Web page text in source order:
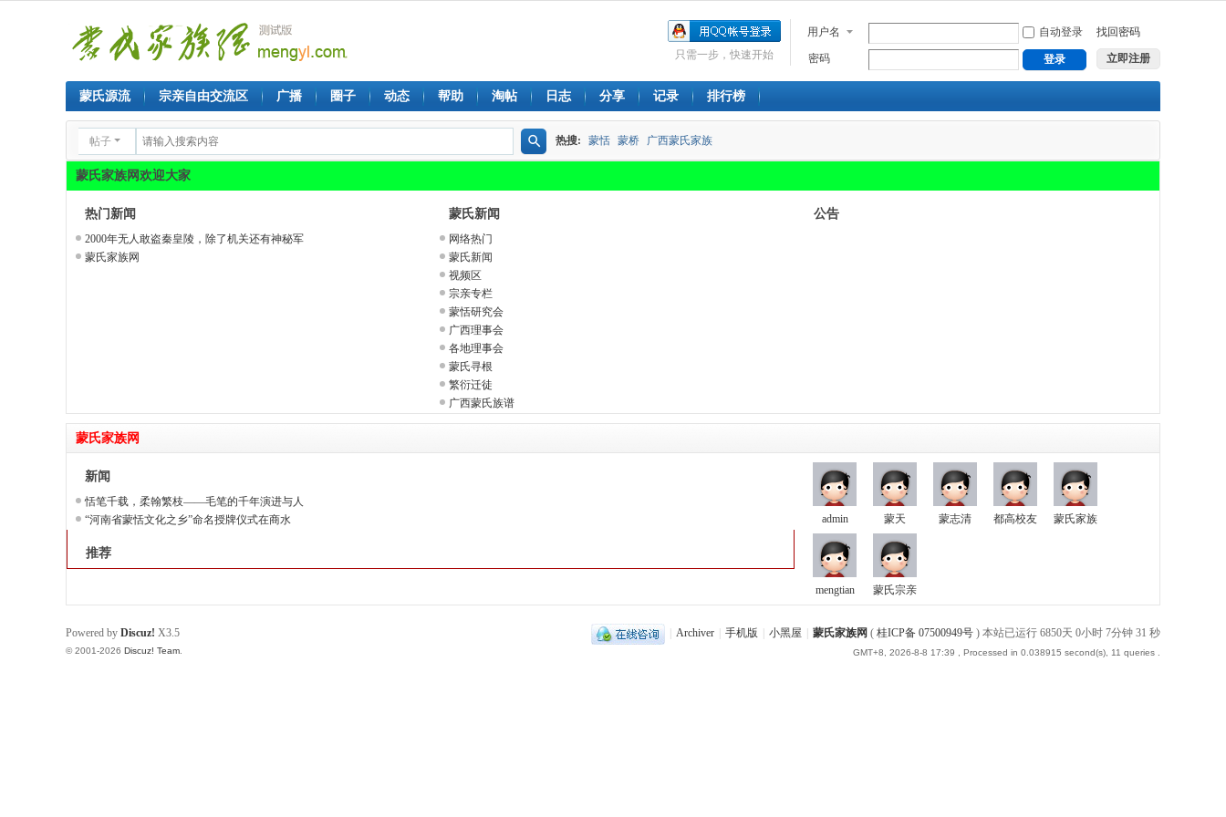
用户名 自动登录 找回密码
密码 登录 立即注册
只需一步，快速开始
蒙氏源流 宗亲自由交流区 广播 圈子 动态 帮助 淘帖 日志 分享 记录 排行榜
帖子
搜
索
热搜: 蒙恬 蒙桥 广西蒙氏家族
蒙氏家族网欢迎大家
热门新闻
2000年无人敢盗秦皇陵，除了机关还有神秘军
蒙氏家族网
蒙氏新闻
网络热门
蒙氏新闻
视频区
宗亲专栏
蒙恬研究会
广西理事会
各地理事会
蒙氏寻根
繁衍迁徒
广西蒙氏族谱
公告
蒙氏家族网
新闻
恬笔千载，柔翰繁枝——毛笔的千年演进与人
“河南省蒙恬文化之乡”命名授牌仪式在商水
推荐
admin 蒙天 蒙志清 都高校友 蒙氏家族
mengtian 蒙氏宗亲
Archiver 手机版 小黑屋 蒙氏家族网 ( 桂ICP备 07500949号 ) 本站已运行 6850天 0小时 7分钟 31 秒
GMT+8, 2026-8-8 17:39 , Processed in 0.038915 second(s), 11 queries .
Powered by Discuz! X3.5
© 2001-2026 Discuz! Team